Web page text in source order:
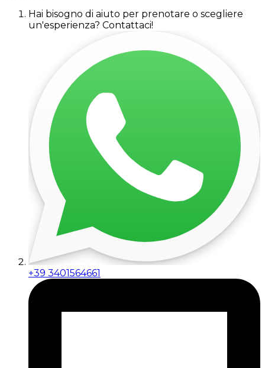
Hai bisogno di aiuto per prenotare o scegliere
un'esperienza? Contattaci!
+39 3401564661